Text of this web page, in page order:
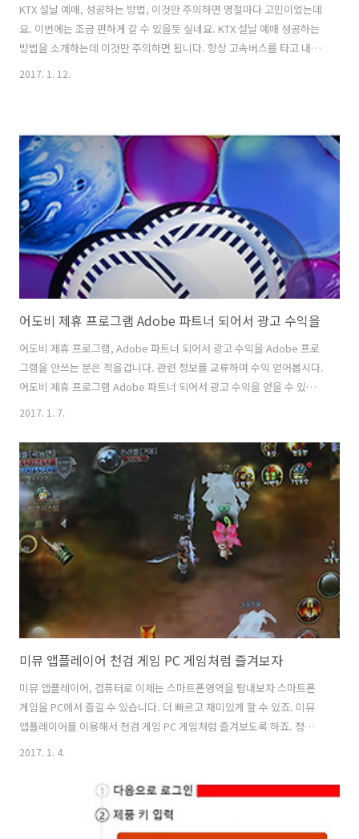
KTX 설날 예매, 성공하는 방법, 이것만 주의하면 명절마다 고민이었는데
요. 이번에는 조금 편하게 갈 수 있을듯 싶네요. KTX 설날 예매 성공하는
방법을 소개하는데 이것만 주의하면 됩니다. 항상 고속버스를 타고 내려
그랬는데요. 예매할 때 정말 중요한 것은 시간이더군요. 그리고 버튼을
잘 못 누르면 안됩니다. 그리고 미리 언제출발할지 언제 올라올지 생각을
해두는게 필요하더군요. KTX 설날 예매 성공하는 방법 이것만 주의하
면..
2017. 1. 12.
어도비 제휴 프로그램 Adobe 파트너 되어서 광고 수익을
어도비 제휴 프로그램, Adobe 파트너 되어서 광고 수익을 Adobe 프로
그램을 안쓰는 분은 적을겁니다. 관련 정보를 교류하며 수익 얻어봅시다.
어도비 제휴 프로그램 Adobe 파트너 되어서 광고 수익을 얻을 수 있는
데요. 공식적이고 안전한 시스템이므로 소개를 해봅니다. 저 역시도 관련
노출하고 관련 정보도 같이 제공을 하면 사용자가 가입을 하면 수익을 발
생할 수 있습니다. 생각보다 사용하려는 분들이 많기 때문에 꽤 괜찮았습
니다. 가입방법이 조금 까다로워 보이긴 하지만 실제로 해보면 그렇게 어
렵지 않게 할 수 있었습니다. 그리고 조금 까다로운게 좀 더 좋을지도 모
릅니다. 어도비 제휴 프로그램 Adobe 파트너 되어서 혜택 받아 보자 A..
2017. 1. 7.
미뮤 앱플레이어 천검 게임 PC 게임처럼 즐겨보자
미뮤 앱플레이어, 컴퓨터로 이제는 스마트폰영역을 탐내보자 스마트폰
게임을 PC에서 즐길 수 있습니다. 더 빠르고 재미있게 할 수 있죠. 미뮤
앱플레이어를 이용해서 천검 게임 PC 게임처럼 즐겨보도록 하죠. 정식
로 하면 들고 계속 있어야 하는데 이제는 PC로 할 수 있어서 더 편하네요.
그리고 엄청 빠릅니다. 컴퓨터는 보통 사양이 좋죠. 스마트폰 사양과는
비교가 안될만큼 빠르게 게임을 할 수 있습니다. 스마트폰으로 게임하지
2017. 1. 4.